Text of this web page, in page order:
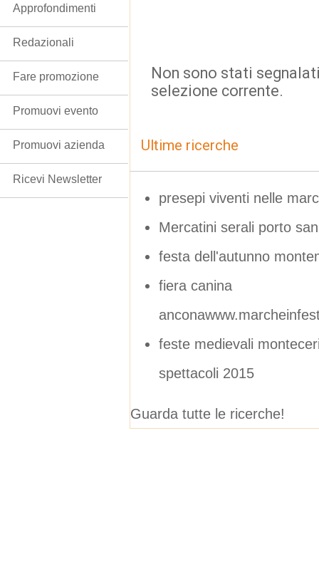
Non sono stati
selezione corrente.
Ultime ricerche
presepi viventi nelle
Mercatini serali porto
festa dell'autunno
fiera canina
feste medievali
spettacoli 2015
Guarda tutte le ricerche!
Approfondimenti
Redazionali
Fare promozione
Promuovi evento
Promuovi azienda
Ricevi Newsletter